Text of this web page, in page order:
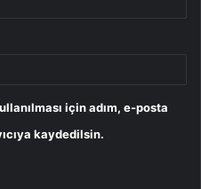
için adım, e-posta
kaydedilsin.